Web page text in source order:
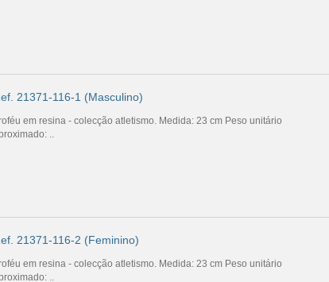
21371-116-1 (Masculino)
em resina - colecção atletismo. Medida: 23 cm Peso unitário
..
21371-116-2 (Feminino)
em resina - colecção atletismo. Medida: 23 cm Peso unitário
..